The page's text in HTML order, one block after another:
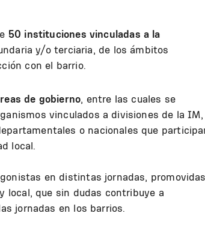
50 instituciones vinculadas a la
y/o terciaria, de los ámbitos
con el barrio.
de gobierno, entre las cuales se
vinculados a divisiones de la IM,
o nacionales que
local.
en distintas jornadas, promovidas
local, que sin dudas contribuye a
jornadas en los barrios.